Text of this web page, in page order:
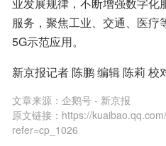
服务，聚焦工业、交通、医疗
5G示范应用。
新京报记者 陈鹏 编辑 陈莉 校
文章来源： 企鹅号 - 新京报
原文链接： https://
refer=cp_1026